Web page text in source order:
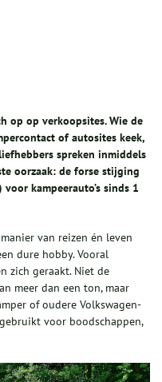
op op verkoopsites. Wie de
of autosites keek,
spreken inmiddels
oorzaak: de forse stijging
kampeerauto’s sinds 1
van reizen én leven
dure hobby. Vooral
zich geraakt. Niet de
meer dan een ton, maar
of oudere Volkswagen-
voor boodschappen,